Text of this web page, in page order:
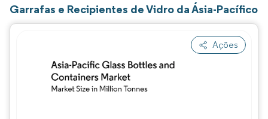
Garrafas e Recipientes de Vidro da Ásia-Pacífico
Ações